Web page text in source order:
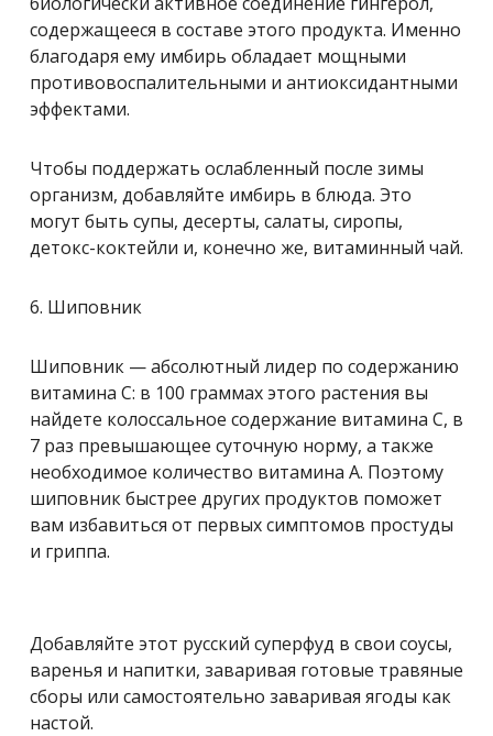
содержащееся в составе этого продукта. Именно
благодаря ему имбирь обладает мощными
противовоспалительными и антиоксидантными
эффектами.
Чтобы поддержать ослабленный после зимы
организм, добавляйте имбирь в блюда. Это
могут быть супы, десерты, салаты, сиропы,
детокс-коктейли и, конечно же, витаминный чай.
6. Шиповник
Шиповник — абсолютный лидер по содержанию
витамина С: в 100 граммах этого растения вы
найдете колоссальное содержание витамина С, в
7 раз превышающее суточную норму, а также
необходимое количество витамина А. Поэтому
шиповник быстрее других продуктов поможет
вам избавиться от первых симптомов простуды
и гриппа.
Добавляйте этот русский суперфуд в свои соусы,
варенья и напитки, заваривая готовые травяные
сборы или самостоятельно заваривая ягоды как
настой.